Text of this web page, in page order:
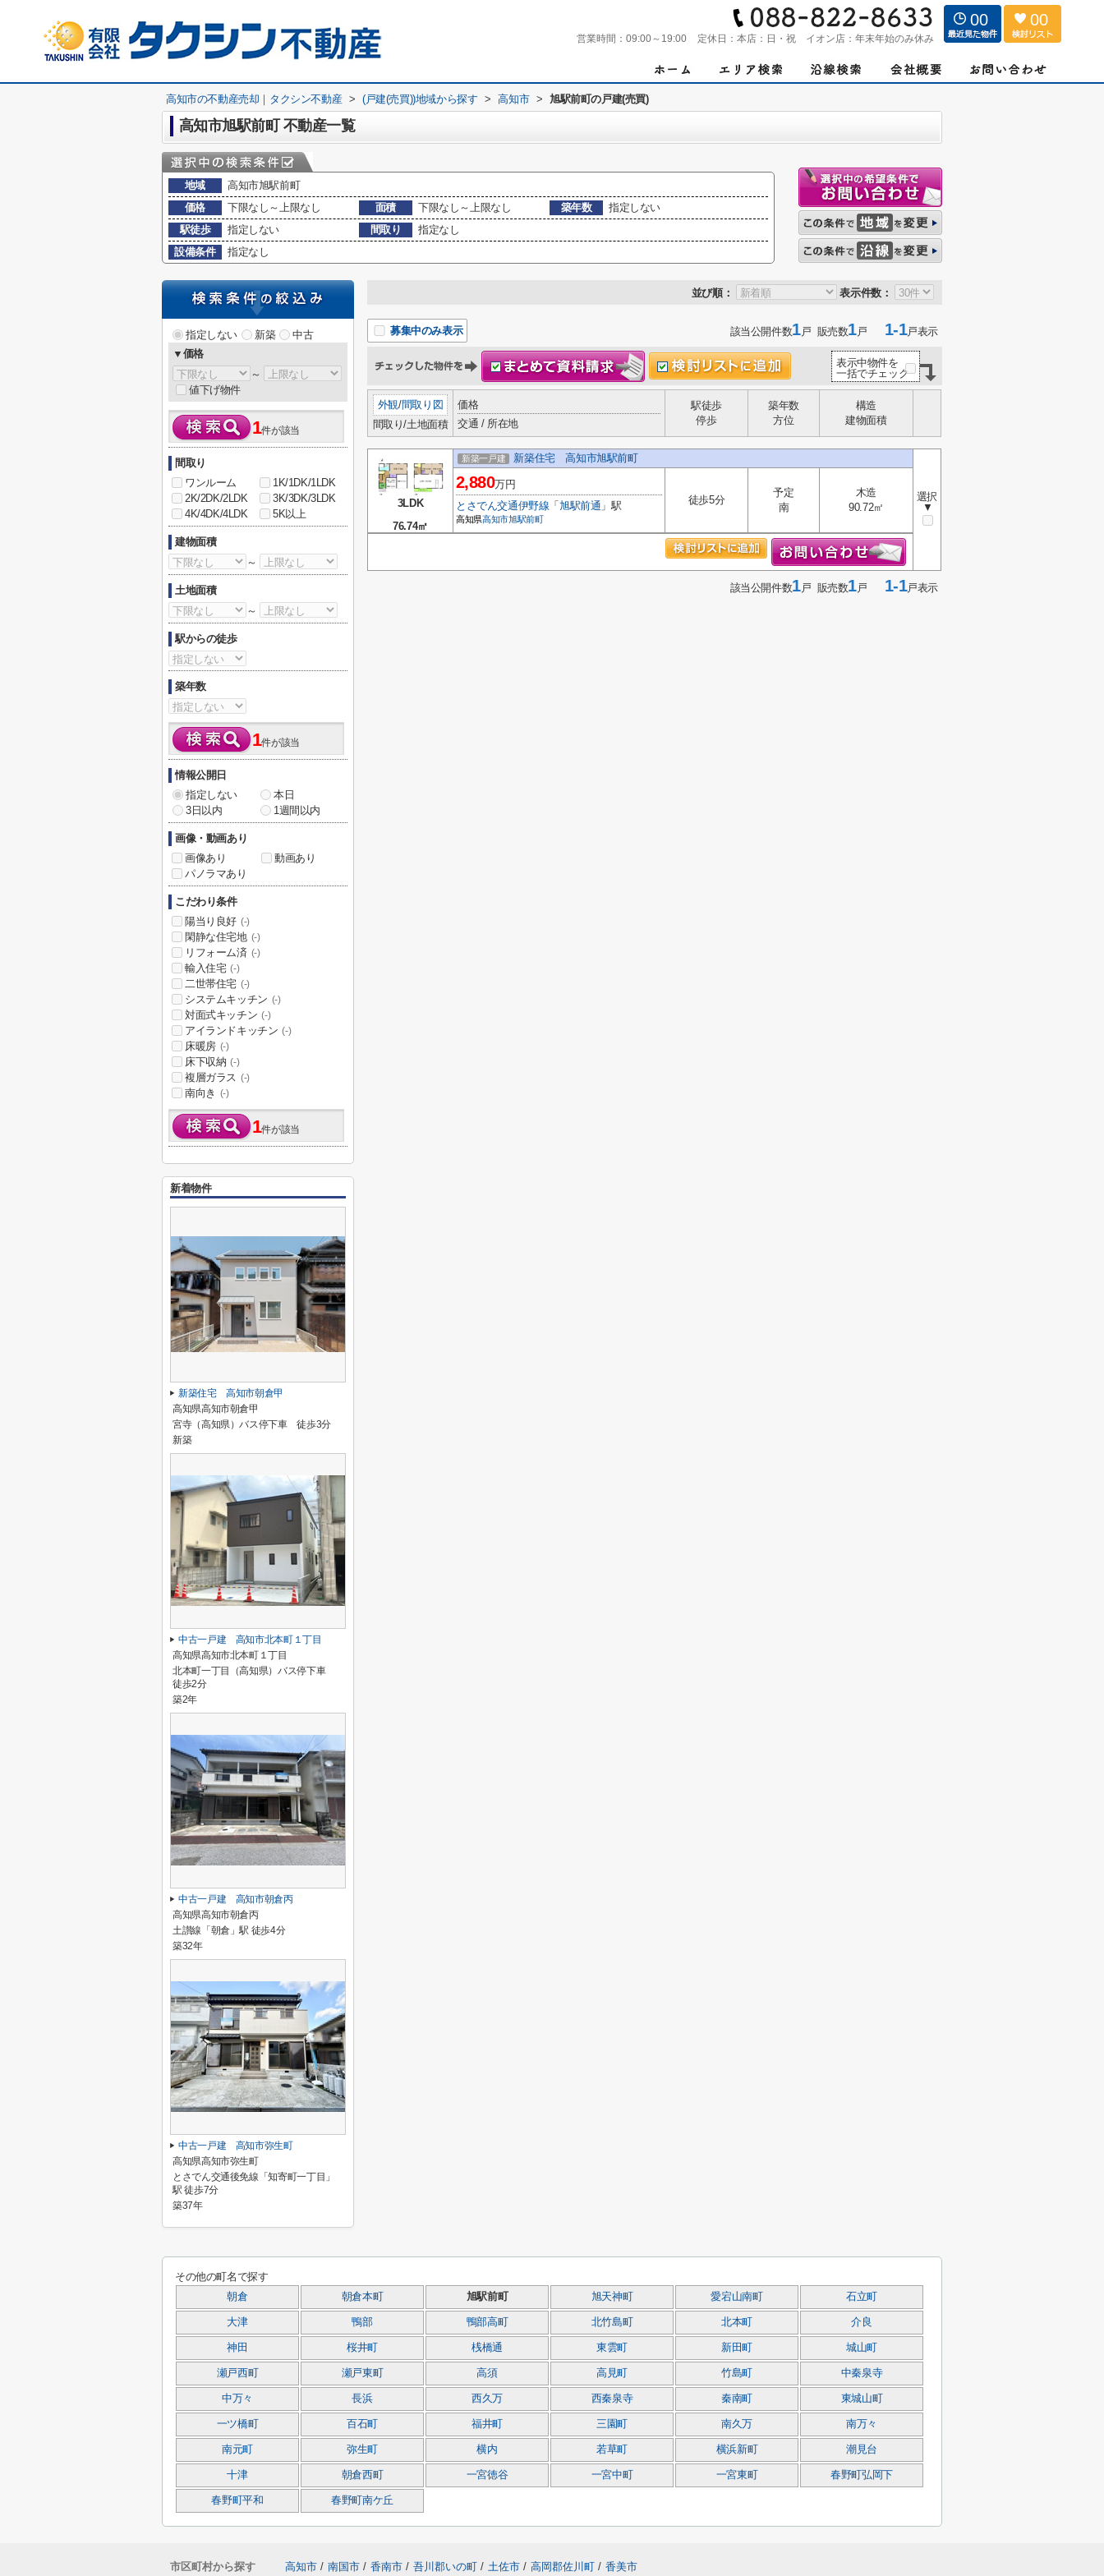
営業時間： 09:00～19:00 定休日： 本店：日・祝 イオン店：年末年始のみ休み
00 00
高知市の不動産売却｜タクシン不動産 > (戸建(売買))地域から探す > 高知市 > 旭駅前町の戸建(売買)
高知市旭駅前町 不動産一覧
地域
高知市旭駅前町
価格
下限なし～上限なし 面積 下限なし～上限なし 築年数
指定しない
駅徒歩
指定しない 間取り
指定なし
設備条件
指定なし
並び順： 表示件数：
募集中のみ表示 該当公開件数1戸 販売数1戸 1-1戸表示
表示中物件を
一括でチェック
外観/間取り図
間取り/土地面積
価格
交通 / 所在地
駅徒歩
停歩
築年数
方位
構造
建物面積
3LDK
76.74㎡
新築一戸建 新築住宅 高知市旭駅前町
選択
▼
2,880万円
とさでん交通伊野線 「旭駅前通 」駅
高知県高知市旭駅前町
徒歩5分
予定
南
木造
90.72㎡
該当公開件数1戸 販売数1戸 1-1戸表示
指定しない 新築
中古
▼価格
～
値下げ物件
1件が該当
間取り
ワンルーム
1K/1DK/1LDK
2K/2DK/2LDK
3K/3DK/3LDK
4K/4DK/4LDK
5K以上
建物面積
～
土地面積
～
駅からの徒歩
築年数
1件が該当
情報公開日
指定しない
本日
3日以内
1週間以内
画像・動画あり
画像あり
動画あり
パノラマあり
こだわり条件
陽当り良好 (-)
閑静な住宅地 (-)
リフォーム済 (-)
輸入住宅 (-)
二世帯住宅 (-)
システムキッチン (-)
対面式キッチン (-)
アイランドキッチン (-)
床暖房 (-)
床下収納 (-)
複層ガラス (-)
南向き (-)
1件が該当
新着物件
新築住宅 高知市朝倉甲
高知県高知市朝倉甲
宮寺（高知県）バス停下車 徒歩3分
新築
中古一戸建 高知市北本町１丁目
高知県高知市北本町１丁目
北本町一丁目（高知県）バス停下車
徒歩2分
築2年
中古一戸建 高知市朝倉丙
高知県高知市朝倉丙
土讃線「朝倉」駅 徒歩4分
築32年
中古一戸建 高知市弥生町
高知県高知市弥生町
とさでん交通後免線「知寄町一丁目」
駅 徒歩7分
築37年
その他の町名で探す
朝倉 朝倉本町 旭駅前町 旭天神町 愛宕山南町 石立町
大津 鴨部 鴨部高町 北竹島町 北本町 介良
神田 桜井町 桟橋通 東雲町 新田町 城山町
瀬戸西町 瀬戸東町 高須 高見町 竹島町 中秦泉寺
中万々 長浜 西久万 西秦泉寺 秦南町 東城山町
一ツ橋町 百石町 福井町 三園町 南久万 南万々
南元町 弥生町 横内 若草町 横浜新町 潮見台
十津 朝倉西町 一宮徳谷 一宮中町 一宮東町 春野町弘岡下
春野町平和 春野町南ケ丘
市区町村から探す 高知市 / 南国市 / 香南市 / 吾川郡いの町 / 土佐市 / 高岡郡佐川町 / 香美市